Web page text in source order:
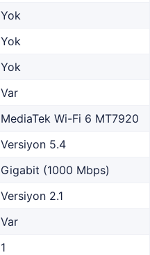
Yok
Yok
Yok
Var
MediaTek Wi-Fi 6 MT7920
Versiyon 5.4
Gigabit (1000 Mbps)
Versiyon 2.1
Var
1